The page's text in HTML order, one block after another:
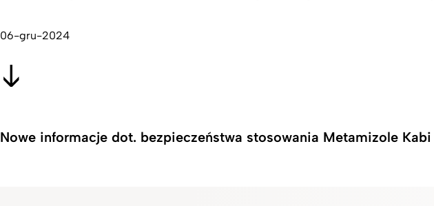
06-gru-2024
Nowe informacje dot. bezpieczeństwa stosowania Metamizole